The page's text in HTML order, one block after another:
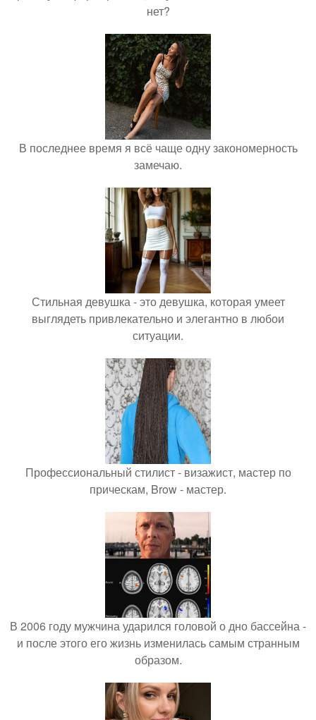
нет?
В последнее время я всё чаще одну закономерность
замечаю.
Стильная девушка - это девушка, которая умеет
выглядеть привлекательно и элегантно в любои
ситуации.
Профессиональный стилист - визажист, мастер по
прическам, Brow - мастер.
В 2006 году мужчина ударился головой о дно бассейна -
и после этого его жизнь изменилась самым странным
образом.